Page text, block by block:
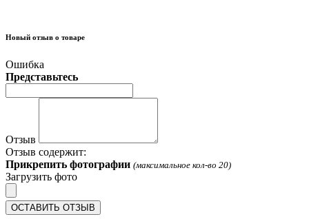
Новый отзыв о товаре
Ошибка
Представьтесь
Отзыв
Отзыв содержит:
Прикрепить фотографии (максимальное кол-во 20)
Загрузить фото
ОСТАВИТЬ ОТЗЫВ